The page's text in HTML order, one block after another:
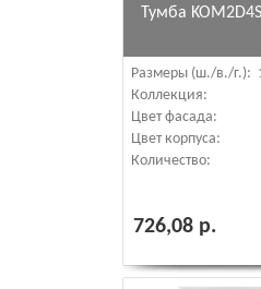
Тумба KOM2D4S
Размеры (ш./в./г.):
Коллекция:
Цвет фасада:
Цвет корпуса:
Количество:
726,08 р.